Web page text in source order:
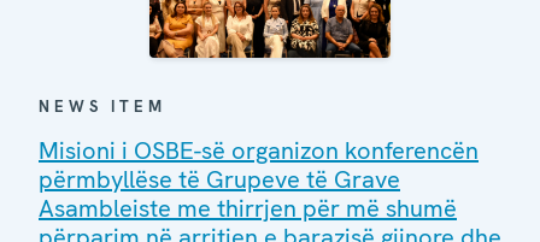
NEWS ITEM
Misioni i OSBE-së organizon konferencën
përmbyllëse të Grupeve të Grave
Asambleiste me thirrjen për më shumë